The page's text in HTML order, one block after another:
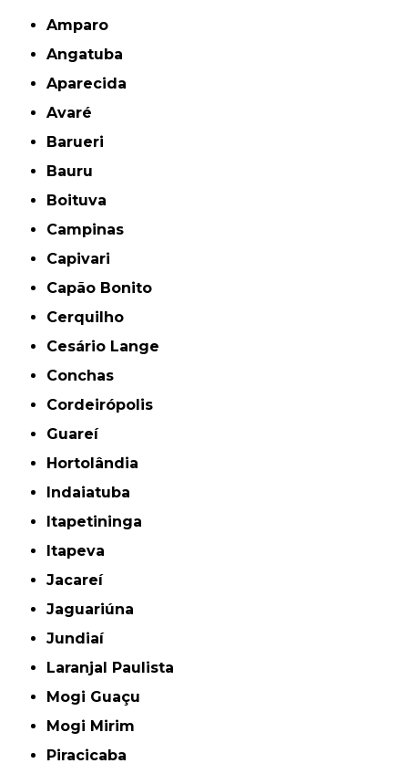
Amparo
Angatuba
Aparecida
Avaré
Barueri
Bauru
Boituva
Campinas
Capivari
Capão Bonito
Cerquilho
Cesário Lange
Conchas
Cordeirópolis
Guareí
Hortolândia
Indaiatuba
Itapetininga
Itapeva
Jacareí
Jaguariúna
Jundiaí
Laranjal Paulista
Mogi Guaçu
Mogi Mirim
Piracicaba